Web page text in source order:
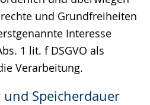
und Grundfreiheiten
Interesse
1 lit. f DSGVO als
Verarbeitung.
Speicherdauer